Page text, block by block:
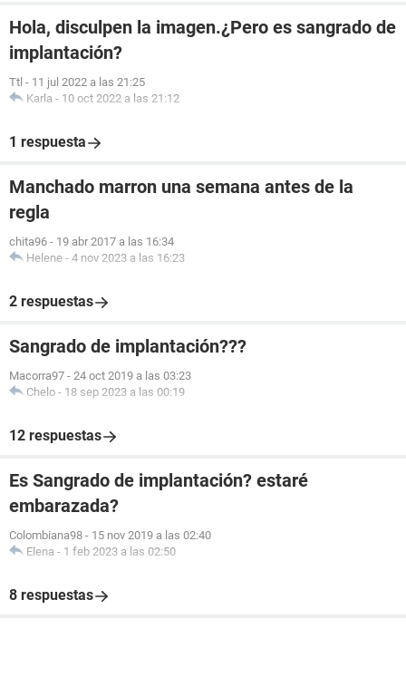
Hola, disculpen la imagen.¿Pero es sangrado de
implantación?
Ttl - 11 jul 2022 a las 21:25
Karla - 10 oct 2022 a las 21:12
1 respuesta
Manchado marron una semana antes de la
regla
chita96 - 19 abr 2017 a las 16:34
Helene - 4 nov 2023 a las 16:23
2 respuestas
Sangrado de implantación???
Macorra97 - 24 oct 2019 a las 03:23
Chelo - 18 sep 2023 a las 00:19
12 respuestas
Es Sangrado de implantación? estaré
embarazada?
Colombiana98 - 15 nov 2019 a las 02:40
Elena - 1 feb 2023 a las 02:50
8 respuestas